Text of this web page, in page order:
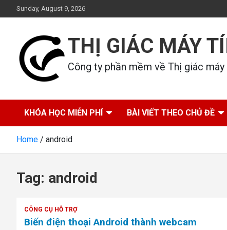
to
Sunday, August 9, 2026
THỊ GIÁC MÁY
Công ty phần mềm về Thị giác
KHÓA HỌC MIỄN PHÍ BÀI VIẾT THEO CHỦ ĐỀ
Home android
Tag: android
CÔNG CỤ HỖ TRỢ
Biến điện thoại Android thành webcam